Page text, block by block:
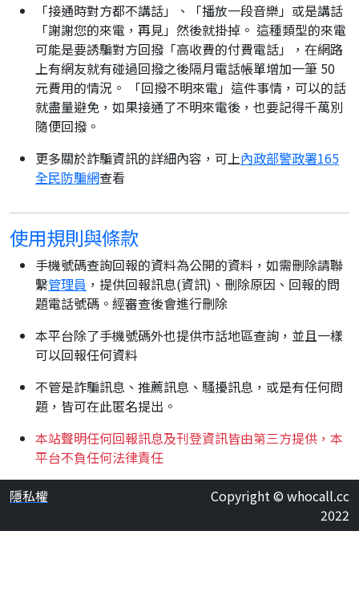
「接通時對方都不講話」、「播放一段音樂」或是講話
「謝謝您的來電，再見」然後就掛掉。 這種類型的來電
可能是要誘騙對方回撥「高收費的付費電話」，在網路
上有網友就有碰過回撥之後隔月電話帳單增加一筆 50
元費用的情況。 「回撥不明來電」這件事情，可以的話
就盡量避免，如果接通了不明來電後，也要記得千萬別
隨便回撥。
更多關於詐騙資訊的詳細內容，可上內政部警政署165
全民防騙網查看
使用規則與條款
手機號碼查詢回報的資料為公開的資料，如需刪除請聯
繫管理員 ，提供回報訊息(資訊)、刪除原因、回報的問
題電話號碼。經審查後會進行刪除
本平台除了手機號碼外也提供市話地區查詢，並且一樣
可以回報任何資料
不管是詐騙訊息、推薦訊息、騷擾訊息，或是有任何問
題，皆可在此匿名提出。
本站聲明任何回報訊息及刊登資訊皆由第三方提供，本
平台不負任何法律責任
隱私權
Copyright © whocall.cc
2022